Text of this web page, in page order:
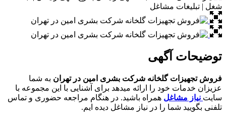
توضیحات آگهی
فروش تجهیزات گلخانه شرکت بشری امین در تهران به شما
عزیزان خدمات خود را ارائه میدهد برای آشنایی با این مجموعه با
سایتنیاز مشاغلهمراه باشید. در هنگام مراجعه حضوری و تماس
تلفنی بگویید شما را در نیاز مشاغل دیده ایم.